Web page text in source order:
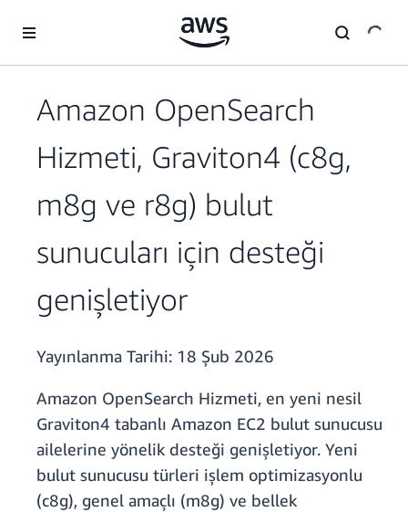
Amazon OpenSearch
Hizmeti, Graviton4 (c8g,
m8g ve r8g) bulut
sunucuları için desteği
genişletiyor
Yayınlanma Tarihi: 18 Şub 2026
Amazon OpenSearch Hizmeti, en yeni nesil
Graviton4 tabanlı Amazon EC2 bulut sunucusu
ailelerine yönelik desteği genişletiyor. Yeni
bulut sunucusu türleri işlem optimizasyonlu
(c8g), genel amaçlı (m8g) ve bellek